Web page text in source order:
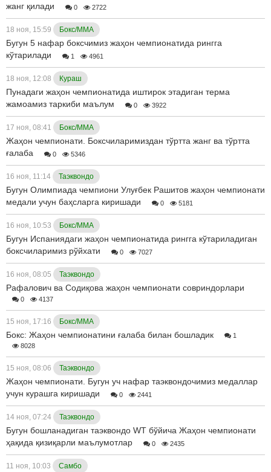
жанг қилади
0 2722
18 ноя, 15:59 Бокс/ММА
Бугун 5 нафар боксчимиз жаҳон чемпионатида рингга
кўтарилади
1 4961
18 ноя, 12:08 Кураш
Пунадаги жаҳон чемпионатида иштирок этадиган терма
жамоамиз таркиби маълум
0 3922
17 ноя, 08:41 Бокс/ММА
Жаҳон чемпионати. Боксчиларимиздан тўртта жанг ва тўртта
ғалаба
0 5346
16 ноя, 11:14 Таэквондо
Бугун Олимпиада чемпиони Улуғбек Рашитов жаҳон чемпионати
медали учун баҳсларга киришади
0 5181
16 ноя, 10:53 Бокс/ММА
Бугун Испаниядаги жаҳон чемпионатида рингга кўтариладиган
боксчиларимиз рўйхати
0 7027
16 ноя, 08:05 Таэквондо
Рафалович ва Содиқова жаҳон чемпионати совриндорлари
0 4137
15 ноя, 17:16 Бокс/ММА
Бокс: Жаҳон чемпионатини ғалаба билан бошладик
1
8028
15 ноя, 08:06 Таэквондо
Жаҳон чемпионати. Бугун уч нафар таэквондочимиз медаллар
учун курашга киришади
0 2441
14 ноя, 07:24 Таэквондо
Бугун бошланадиган таэквондо WT бўйича Жаҳон чемпионати
ҳақида қизиқарли маълумотлар
0 2435
11 ноя, 10:03 Самбо